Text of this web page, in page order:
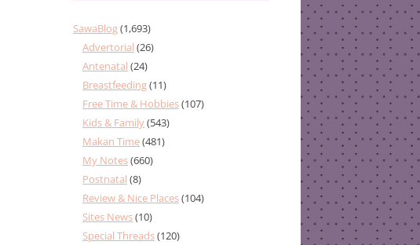
SawaBlog(1,693)
Advertorial (26)
Antenatal (24)
Breastfeeding(11)
Free Time & Hobbies(107)
Kids & Family(543)
Makan Time(481)
My Notes(660)
Postnatal (8)
Review & Nice Places(104)
Sites News(10)
Special Threads(120)